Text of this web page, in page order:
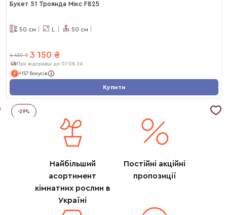
Букет 51 Троянда Мікс F825
50 см L 50 см
4 450 ₴ 3 150 ₴
При відправці до 07.08.26
+157 бонусів
Купити
-29%
Найбільший
асортимент
кімнатних рослин в
Україні
Постійні акційні
пропозиції